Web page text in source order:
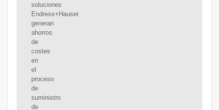
soluciones
Endress+Hauser
generan
ahorros
de
costes
en
el
proceso
de
suministro
de